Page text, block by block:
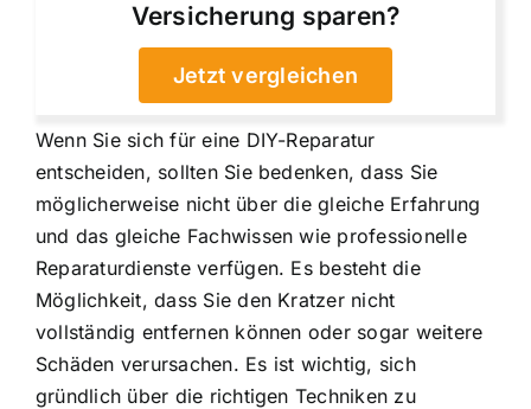
Versicherung sparen?
Jetzt vergleichen
Wenn Sie sich für eine DIY-Reparatur
entscheiden, sollten Sie bedenken, dass Sie
möglicherweise nicht über die gleiche Erfahrung
und das gleiche Fachwissen wie professionelle
Reparaturdienste verfügen. Es besteht die
Möglichkeit, dass Sie den Kratzer nicht
vollständig entfernen können oder sogar weitere
Schäden verursachen. Es ist wichtig, sich
gründlich über die richtigen Techniken zu